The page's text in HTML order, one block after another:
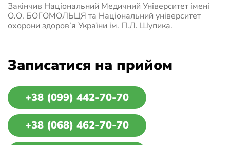
Закінчив Національний Медичний Університет імені
О.О. БОГОМОЛЬЦЯ та Національний університет
охорони здоров’я України ім. П.Л. Шупика.
Записатися на прийом
+38 (099) 442-70-70
+38 (068) 462-70-70